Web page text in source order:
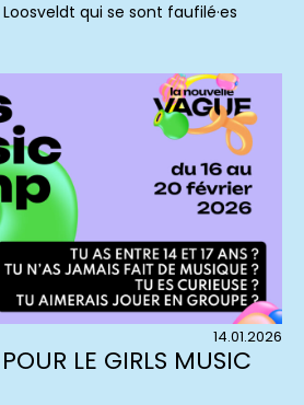
qui se sont faufilé·es
14.01.2026
LE GIRLS MUSIC